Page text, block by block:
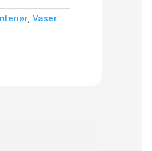
, Vaser